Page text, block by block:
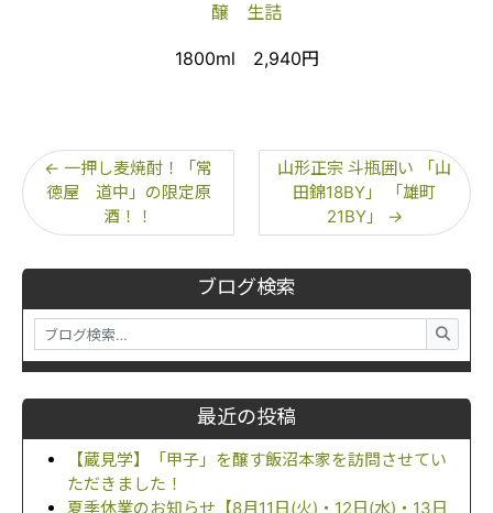
ブログ検索
最近の投稿
【蔵見学】「甲子」を醸す飯沼本家を訪問させてい
ただきました！
夏季休業のお知らせ【8月11日(火)・12日(水)・13日
醸 生詰
1800ml 2,940円
← 一押し麦焼酎！「常
徳屋 道中」の限定原
酒！！
山形正宗 斗瓶囲い 「山
田錦18BY」 「雄町
21BY」
→